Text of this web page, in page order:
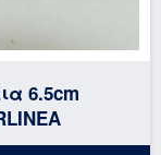
6.5cm